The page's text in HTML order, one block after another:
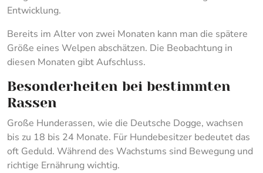
Entwicklung.
Bereits im Alter von zwei Monaten kann man die spätere
Größe eines Welpen abschätzen. Die Beobachtung in
diesen Monaten gibt Aufschluss.
Besonderheiten bei bestimmten
Rassen
Große Hunderassen, wie die Deutsche Dogge, wachsen
bis zu 18 bis 24 Monate. Für Hundebesitzer bedeutet das
oft Geduld. Während des Wachstums sind Bewegung und
richtige Ernährung wichtig.